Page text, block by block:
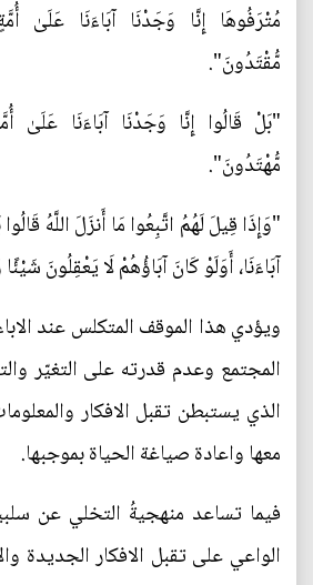
مُتْرَفُوهَا إِنَّا وَجَدْنَا آبَاءَنَا عَلَىٰ
مُّقْتَدُونَ".
"بَلْ قَالُوا إِنَّا وَجَدْنَا آبَاءَنَا عَلَىٰ
مُّهْتَدُونَ".
"وَإِذَا قِيلَ لَهُمُ اتَّبِعُوا مَا أَنزَلَ اللَّهُ
آبَاءَنَا، أَوَلَوْ كَانَ آبَاؤُهُمْ لَا يَعْقِلُونَ
ويؤدي هذا الموقف المتكلس عند
المجتمع وعدم قدرته على التغيّر
الذي يستبطن تقبل الافكار
معها واعادة صياغة الحياة بموجبها.
فيما تساعد منهجيةُ التخلي عن
الواعي على تقبل الافكار الجديدة